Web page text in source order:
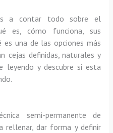
a contar todo sobre el
es, cómo funciona, sus
es una de las opciones más
cejas definidas, naturales y
leyendo y descubre si esta
semi-permanente de
rellenar, dar forma y definir